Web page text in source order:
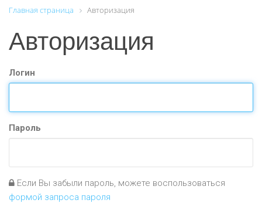
Главная страница Авторизация
Авторизация
Логин
Пароль
Если Вы забыли пароль, можете воспользоваться
формой запроса пароля